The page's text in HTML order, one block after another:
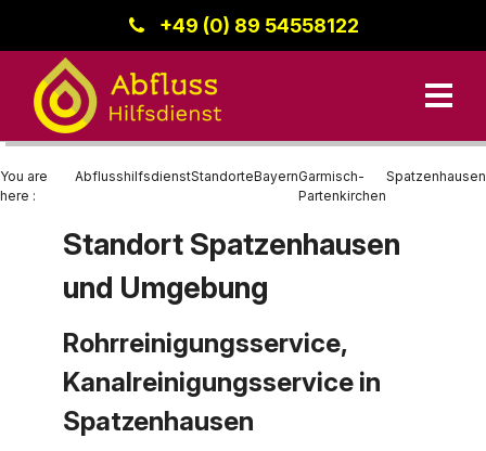
+49 (0) 89 54558122
Unsere Leistungen
Rohrreinigung
Kanalinspektion
Region Donau-Iller
Baden-Württemberg
Kontakt
You are
here :
AbflusshilfsdienstStandorteBayernGarmisch-
Partenkirchen
Spatzenhausen
Standort Spatzenhausen
und Umgebung
Rohrreinigungsservice,
Kanalreinigungsservice in
Spatzenhausen